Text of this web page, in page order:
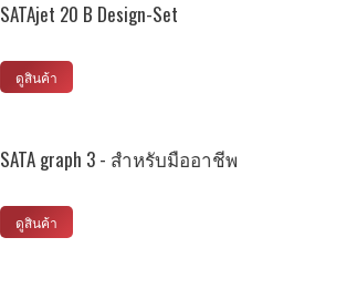
SATAjet 20 B Design-Set
ดูสินค้า
SATA graph 3 - สำหรับมืออาชีพ
ดูสินค้า